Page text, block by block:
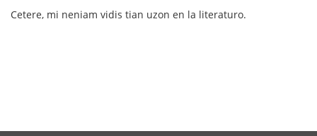
Cetere, mi neniam vidis tian uzon en la literaturo.